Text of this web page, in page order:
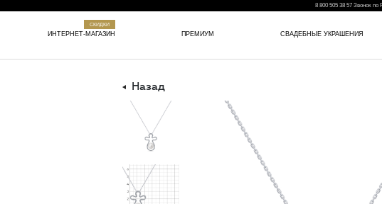
8 800 505 38 57Звонок по
СКИДКИ
ИНТЕРНЕТ-МАГАЗИН ПРЕМИУМ СВАДЕБНЫЕ УКРАШЕНИЯ
Назад